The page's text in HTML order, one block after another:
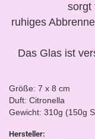
sorgt
ruhiges
Das Glas ist
Größe: 7 x 8 cm
Duft: Citronella
Gewicht: 310g (150g
Hersteller: